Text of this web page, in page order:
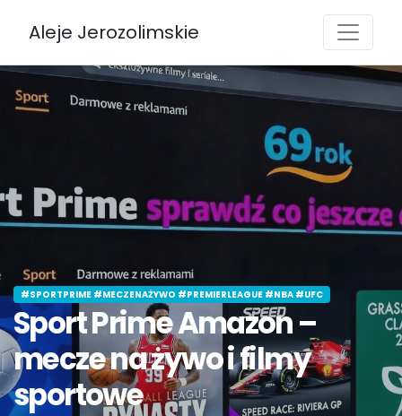
Aleje Jerozolimskie
#SPORTPRIME #MECZENAŻYWO #PREMIERLEAGUE #NBA #UFC
Sport Prime Amazon –
mecze na żywo i filmy
sportowe